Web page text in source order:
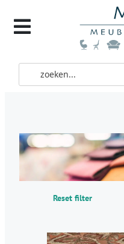
Reset filter